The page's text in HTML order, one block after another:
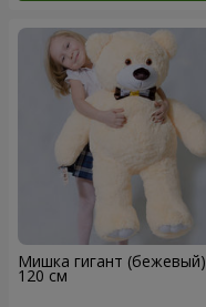
Мишка гигант (бежевый)
120 см